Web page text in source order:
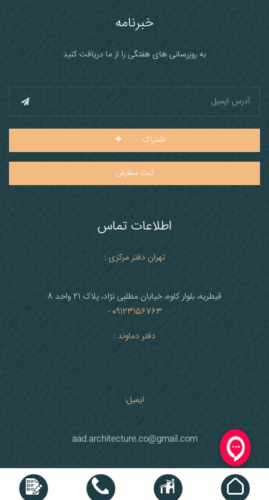
خبرنامه
به روزرسانی های هفتگی را از ما دریافت کنید
اشتراک
ثبت سفارش
اطلاعات تماس
تهران دفتر مرکزی :
قیطریه، بلوار کاوه، خیابان مطلبی نژاد، پلاک 21 واحد 8
09123156763 -
دفتر دماوند :
ایمیل:
aad.architecture.co@gmail.com
کلیه حقوق برای ADDARCH محفوظ است